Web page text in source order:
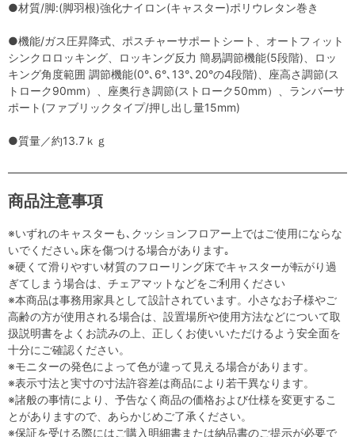
●材質/脚:(脚羽根)強化ナイロン(キャスター)ポリウレタン巻き
●機能/ガス圧昇降式、ポスチャーサポートシート、オートフィット
シンクロロッキング、ロッキング反力 簡易調節機能(5段階)、ロッ
キング角度範囲 調節機能(0°､6°､13°､20°の4段階)、座高さ調節(ス
トローク90mm）、座奥行き調節(ストローク50mm）、ランバーサ
ポート(ファブリックタイプ/押し出し量15mm)
●質量／約13.7ｋｇ
商品注意事項
※いずれのキャスターも､クッションフロアー上ではご使用にならな
いでください｡床を傷つける場合があります｡
※硬くて滑りやすい材質のフローリング床でキャスターが転がり過
ぎてしまう場合は、チェアマットなどをご利用ください
※本商品は事務用家具として設計されています。小さなお子様やご
高齢の方が使用される場合は、設置場所や使用方法などについて取
扱説明書をよくお読みの上、正しくお使いいただけるよう安全面を
十分にご確認ください。
※モニターの発色によって色が違って見える場合があります。
※表示寸法と実寸の寸法許容差は商品により若干異なります。
※諸般の事情により、予告なく商品の価格および仕様を変更するこ
とがありますので、あらかじめご了承ください。
※保証を受ける際にはご購入明細書または納品書のご提示が必要で